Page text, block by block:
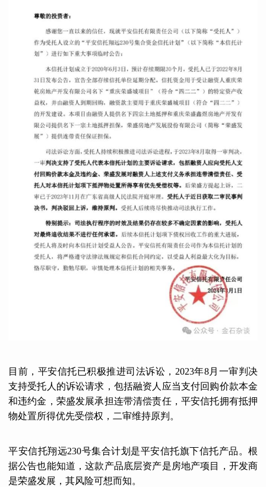
目前，平安信托已积极推进司法诉讼，2023年8月一审判决
支持受托人的诉讼请求，包括融资人应当支付回购价款本金
和违约金，荣盛发展承担连带清偿责任，平安信托拥有抵押
物处置所得优先受偿权，二审维持原判。
平安信托翔远230号集合计划是平安信托旗下信托产品。根
据公告也能知道，这款产品底层资产是房地产项目，开发商
是荣盛发展，其风险可想而知。